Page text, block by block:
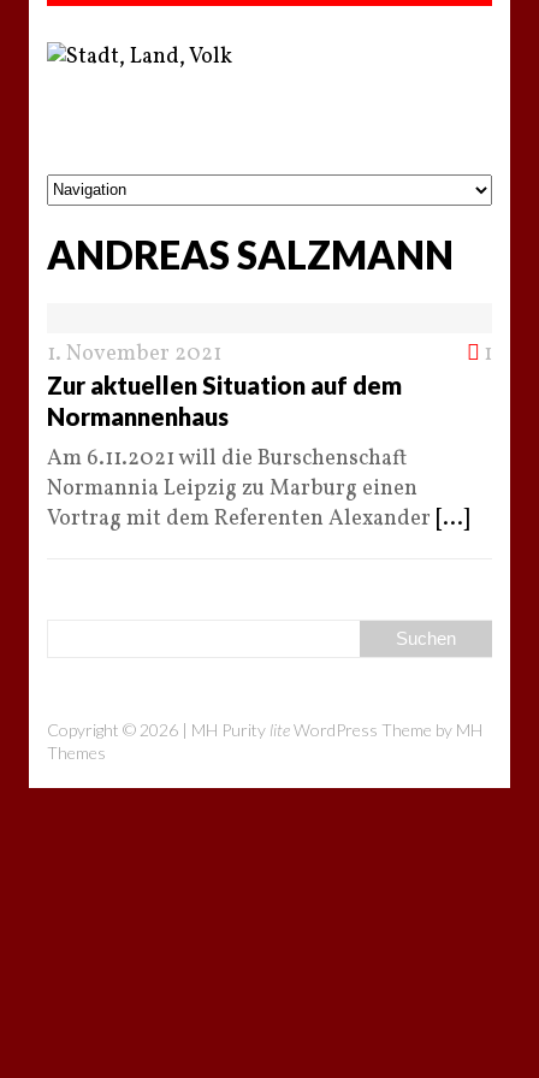
ANDREAS SALZMANN
1. November 2021 1
Zur aktuellen Situation auf dem
Normannenhaus
Am 6.11.2021 will die Burschenschaft
Normannia Leipzig zu Marburg einen
Vortrag mit dem Referenten Alexander [...]
Copyright © 2026 | MH Purity liteWordPress Theme by MH
Themes